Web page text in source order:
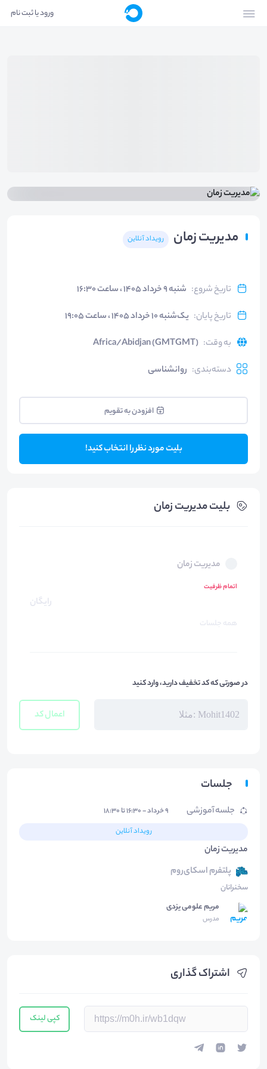
ورود یا ثبت نام
مدیریت زمان رویداد آنلاین
تاریخ شروع: شنبه ۹ خرداد ۱۴۰۵ ، ساعت ۱۶:۳۰
تاریخ پایان: یک‌شنبه ۱۰ خرداد ۱۴۰۵ ، ساعت ۱۹:۰۵
به وقت:
Africa/Abidjan (GMTGMT)
دسته‌بندی: روانشناسی
افزودن به تقویم
بلیت مورد نظر را انتخاب کنید!
اشتراک گذاری
کپی لینک
بلیت‌ مدیریت زمان
مدیریت زمان
اتمام ظرفیت
رایگان
همه جلسات
در صورتی که کد تخفیف دارید، وارد کنید
اعمال کد
جلسات
جلسه آموزشی
۹ خرداد - ۱۶:۳۰ تا ۱۸:۳۰
رویداد آنلاین
مدیریت زمان
پلتفرم اسکای‌روم
سخنرانان
مریم علومی یزدی
مدرس